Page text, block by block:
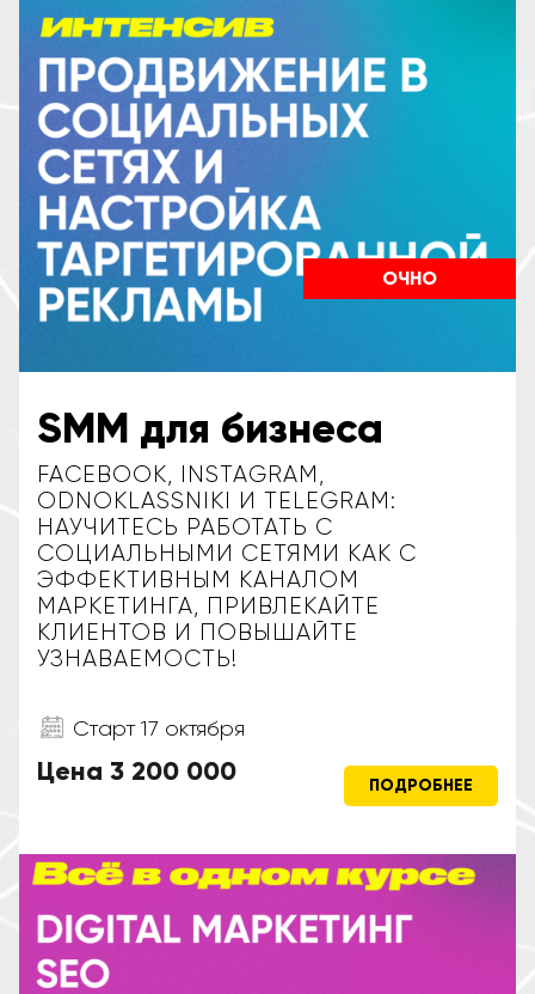
ОЧНО
SMM для бизнеса
FACEBOOK, INSTAGRAM,
ODNOKLASSNIKI И TELEGRAM:
НАУЧИТЕСЬ РАБОТАТЬ С
СОЦИАЛЬНЫМИ СЕТЯМИ КАК С
ЭФФЕКТИВНЫМ КАНАЛОМ
МАРКЕТИНГА, ПРИВЛЕКАЙТЕ
КЛИЕНТОВ И ПОВЫШАЙТЕ
УЗНАВАЕМОСТЬ!
Старт 17 октября
Цена 3 200 000 ПОДРОБНЕЕ